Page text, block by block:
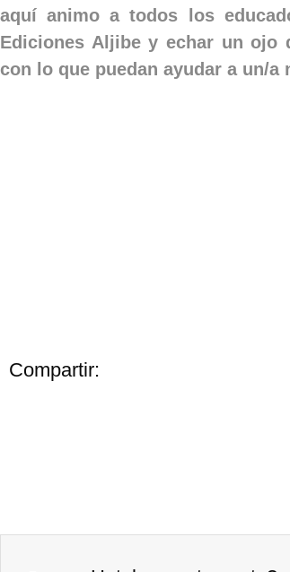
aquí animo a todos los
Ediciones Aljibe y echar un ojo
con lo que puedan ayudar a un/a
Compartir: